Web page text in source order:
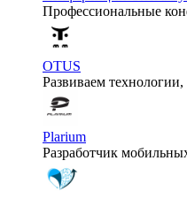
Профессиональные
OTUS
Развиваем технологии,
Plarium
Разработчик